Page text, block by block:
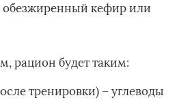
кефир или
рацион будет таким:
тренировки) – углеводы